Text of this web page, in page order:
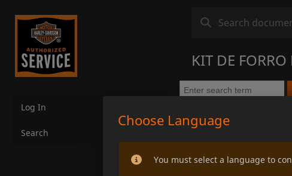
Log In
Search
KIT DE
Choose Language
You must select a language to